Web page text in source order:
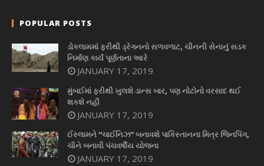
POPULAR POSTS
ડોકલામમાં ફરીથી ડ્રેગનનો સળવળાટ, ચીનની સેનાનું સડક
નિર્માણ કાર્ય પૂર્ણતાના આરે
JANUARY 17, 2019
મુંબઈમાં ફરીથી ખુલશે ડાન્સ બાર, પણ નોટોનો વરસાદ થઈ
શકશે નહીં
JANUARY 17, 2019
ઈસ્લામને “ચાઈનિઝ” બનાવશે પાકિસ્તાનના મિત્ર જિનપિંગ,
ચીને બનાવી પંચવર્ષીય યોજના
JANUARY 17, 2019